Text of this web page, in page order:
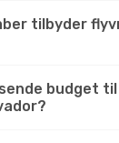
tilbyder
budget